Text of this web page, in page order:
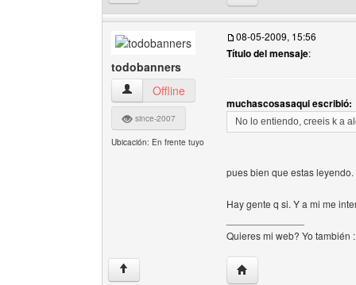
todobanners
todobanners Ver perfil del usuario
Offline
since-2007
Ubicación: En frente tuyo
08-05-2009, 15:56
Título del mensaje:
muchascosasaqui escribió:
No lo entiendo, creeis k a
pues bien que estas
Hay gente q si. Y a mi me
Quieres mi web? Yo también
↑ Visitar sitio web del